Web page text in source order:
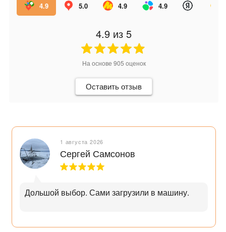
4.9 5.0 4.9 4.9
4.9 из 5
На основе 905 оценок
Оставить отзыв
1 августа 2026
Сергей Самсонов
Дольшой выбор. Сами загрузили в машину.